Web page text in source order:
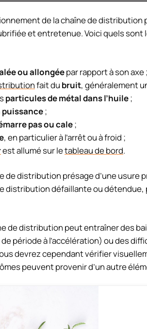
de la chaîne de distribution
et entretenue. Voici quels
ou allongéepar rapport à son axe ;
fait du bruit, généralement
particules de métal dans l’huile;
puissance;
pas ou cale;
, en particulier à l’arrêt ou à froid ;
est allumé sur letableau de bord.
de distribution présage d’une usure
distribution défaillante ou détendue,
de distribution peut entraîner des
période à l’accélération) ou des
devrez cependant vérifier
peuvent provenir d’un autre